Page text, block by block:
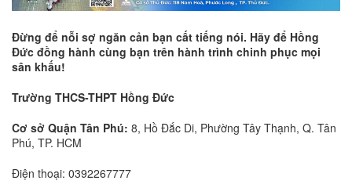
Đừng để nỗi sợ ngăn cản bạn cất tiếng nói. Hãy để Hồng
Đức đồng hành cùng bạn trên hành trình chinh phục mọi
sân khấu!
Trường THCS-THPT Hồng Đức
Cơ sở Quận Tân Phú: 8, Hồ Đắc Di, Phường Tây Thạnh, Q. Tân
Phú, TP. HCM
Điện thoại: 0392267777